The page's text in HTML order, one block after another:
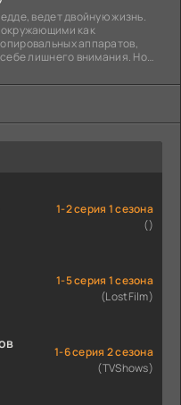
ведет двойную жизнь.
как
аппаратов,
лишнего внимания. Но
1-2 серия 1 сезона
()
1-5 серия 1 сезона
(LostFilm)
1-6 серия 2 сезона
(TVShows)